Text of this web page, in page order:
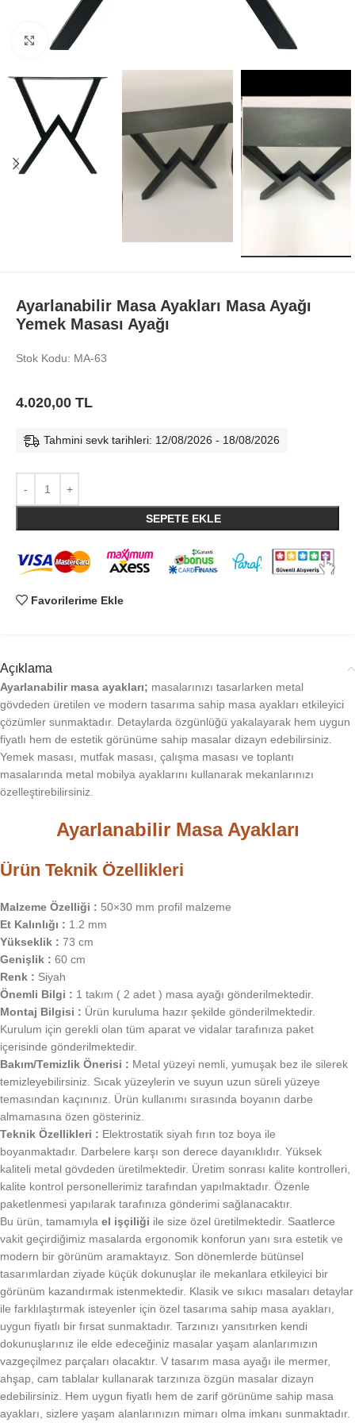
Büyüt
Ayarlanabilir Masa Ayakları Masa Ayağı
Yemek Masası Ayağı
Stok Kodu: MA-63
4.020,00 TL
Tahmini sevk tarihleri: 12/08/2026 - 18/08/2026
SEPETE EKLE
Favorilerime Ekle
Açıklama
Ayarlanabilir masa ayakları; masalarınızı tasarlarken metal
gövdeden üretilen ve modern tasarıma sahip masa ayakları etkileyici
çözümler sunmaktadır. Detaylarda özgünlüğü yakalayarak hem uygun
fiyatlı hem de estetik görünüme sahip masalar dizayn edebilirsiniz.
Yemek masası, mutfak masası, çalışma masası ve toplantı
masalarında metal mobilya ayaklarını kullanarak mekanlarınızı
özelleştirebilirsiniz.
Ayarlanabilir Masa Ayakları
Ürün Teknik Özellikleri
Malzeme Özelliği : 50×30 mm profil malzeme
Et Kalınlığı : 1.2 mm
Yükseklik : 73 cm
Genişlik : 60 cm
Renk : Siyah
Önemli Bilgi : 1 takım ( 2 adet ) masa ayağı gönderilmektedir.
Montaj Bilgisi : Ürün kuruluma hazır şekilde gönderilmektedir.
Kurulum için gerekli olan tüm aparat ve vidalar tarafınıza paket
içerisinde gönderilmektedir.
Bakım/Temizlik Önerisi : Metal yüzeyi nemli, yumuşak bez ile silerek
temizleyebilirsiniz. Sıcak yüzeylerin ve suyun uzun süreli yüzeye
temasından kaçınınız. Ürün kullanımı sırasında boyanın darbe
almamasına özen gösteriniz.
Teknik Özellikleri : Elektrostatik siyah fırın toz boya ile
boyanmaktadır. Darbelere karşı son derece dayanıklıdır. Yüksek
kaliteli metal gövdeden üretilmektedir. Üretim sonrası kalite kontrolleri,
kalite kontrol personellerimiz tarafından yapılmaktadır. Özenle
paketlenmesi yapılarak tarafınıza gönderimi sağlanacaktır.
Bu ürün, tamamıyla el işçiliği ile size özel üretilmektedir. Saatlerce
vakit geçirdiğimiz masalarda ergonomik konforun yanı sıra estetik ve
modern bir görünüm aramaktayız. Son dönemlerde bütünsel
tasarımlardan ziyade küçük dokunuşlar ile mekanlara etkileyici bir
görünüm kazandırmak istenmektedir. Klasik ve sıkıcı masaları detaylar
ile farklılaştırmak isteyenler için özel tasarıma sahip masa ayakları,
uygun fiyatlı bir fırsat sunmaktadır. Tarzınızı yansıtırken kendi
dokunuşlarınız ile elde edeceğiniz masalar yaşam alanlarımızın
vazgeçilmez parçaları olacaktır. V tasarım masa ayağı ile mermer,
ahşap, cam tablalar kullanarak tarzınıza özgün masalar dizayn
edebilirsiniz. Hem uygun fiyatlı hem de zarif görünüme sahip masa
ayakları, sizlere yaşam alanlarınızın mimarı olma imkanı sunmaktadır.